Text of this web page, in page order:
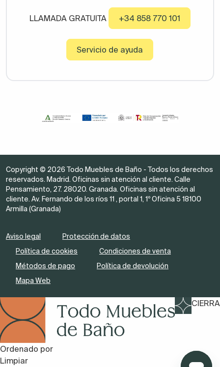
LLAMADA GRATUITA +34 858 770 101
Servicio de ayuda
Copyright © 2026 Todo Muebles de Baño - Todos los derechos
reservados. Madrid. Oficinas sin atención al cliente. Calle
Pensamiento, 27. 28020. Granada. Oficinas sin atención al
cliente. Av. Fernando de los ríos 11 , portal 1, 1º Oficina 5 18100
Armilla (Granada)
Aviso legal
Protección de datos
Política de cookies
Condiciones de venta
Métodos de pago
Política de devolución
Mapa Web
CIERRA
Ordenado por
Limpiar